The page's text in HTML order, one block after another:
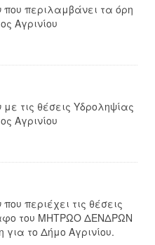
περιλαμβάνει τα όρη
Αγρινίου
τις θέσεις Υδροληψίας
Αγρινίου
περιέχει τις θέσεις
του ΜΗΤΡΩΟ ΔΕΝΔΡΩΝ
για το Δήμο Αγρινίου.